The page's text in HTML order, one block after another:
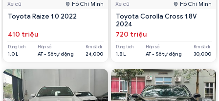
Xe cũ Hồ Chí Minh
Toyota Raize 1.0 2022
410 triệu
Dung tích
1.0 L
Hộp số
AT - Số tự động
Km đã đi
24,000
Xe cũ Hồ Chí Minh
Toyota Corolla Cross 1.8V
2024
720 triệu
Dung tích
1.8 L
Hộp số
AT - Số tự động
Km đã đi
30,000